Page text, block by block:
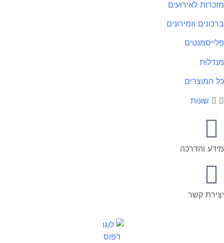
מזכרות לאירועים
ברכונים וזמירונים
פלייסמנטים
מנדלות
כל המוצרים
שונות
מידע והדרכה
יצירת קשר